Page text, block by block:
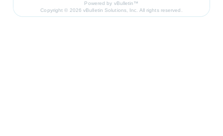
Powered by vBulletin™
Copyright © 2026 vBulletin Solutions, Inc. All rights reserved.